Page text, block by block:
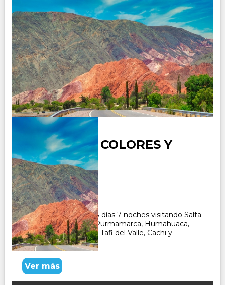
ARGENTINA COLORES Y
SABORES
Duración:
8Días7Noches
Paquete Turístico de 8 días 7 noches visitando Salta
y recorriendo Salinas, Purmamarca, Humahuaca,
Tilcara, Jujuy, Cafayate, Tafi del Valle, Cachi y
Tucumán.
Ver más